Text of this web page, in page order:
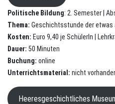
Politische Bildung: 2. Semester |
Thema: Geschichtsstunde der etwas
Kosten: Euro 9,40 je SchülerIn |
Dauer: 50 Minuten
Buchung: online
Unterrichtsmaterial: nicht
Heeresgeschichtliches